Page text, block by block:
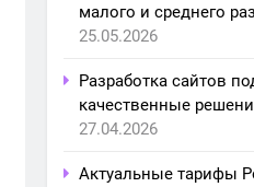
малого и среднего
25.05.2026
Разработка сайтов
качественные
27.04.2026
Актуальные тарифы